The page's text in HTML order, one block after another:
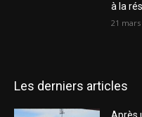
à la
21 mars
Les derniers articles
Après